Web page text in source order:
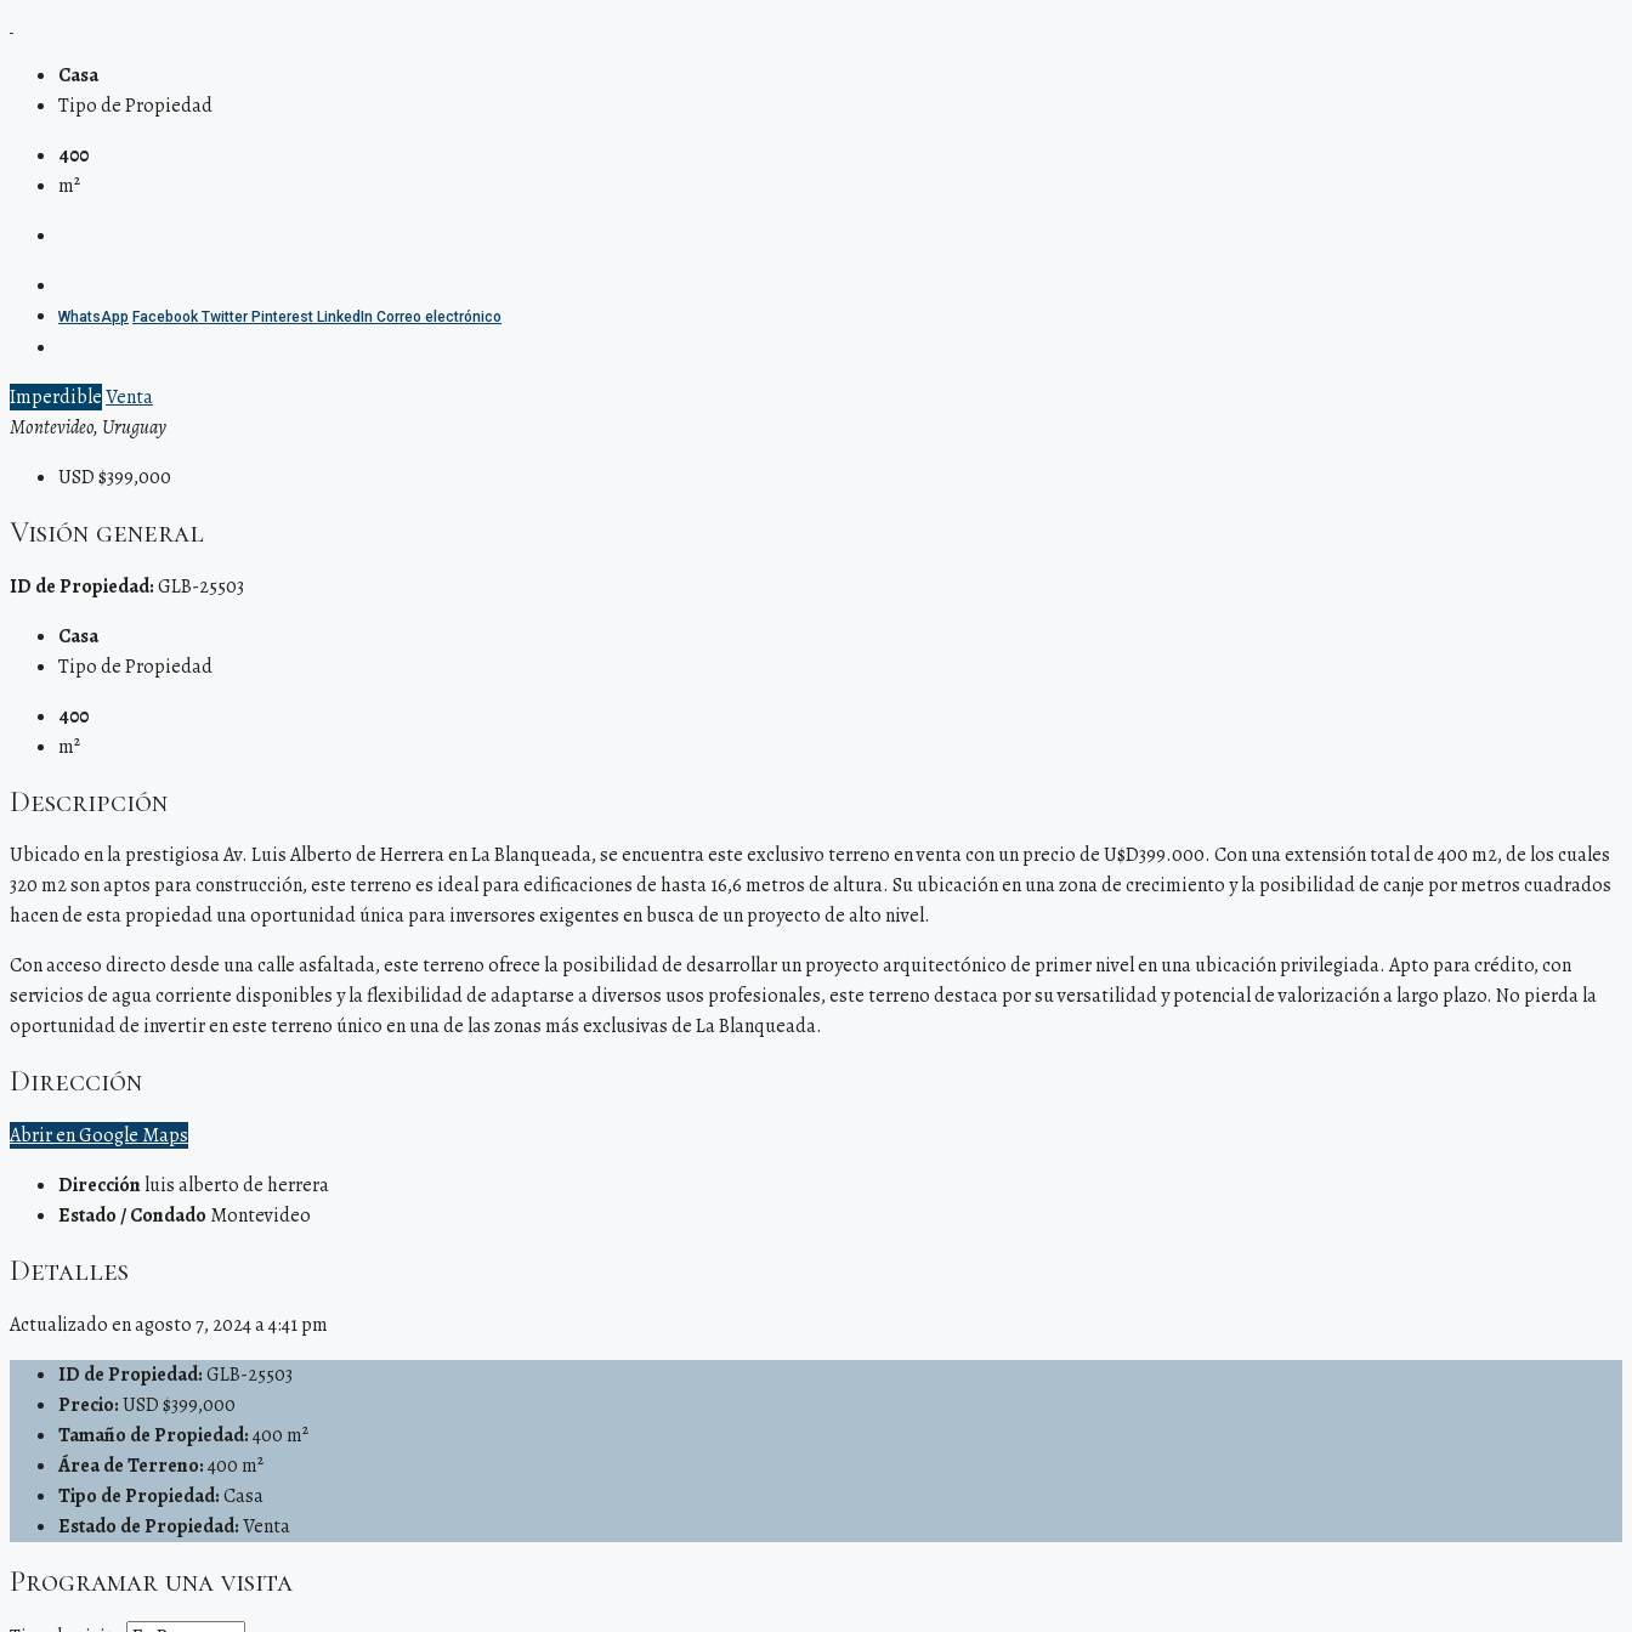
Casa
Tipo de Propiedad
400
m²
WhatsApp Facebook Twitter Pinterest LinkedIn Correo electrónico
ImperdibleVenta
Montevideo, Uruguay
USD $399,000
Visión general
ID de Propiedad:GLB-25503
Casa
Tipo de Propiedad
400
m²
Descripción
Ubicado en la prestigiosa Av. Luis Alberto de Herrera en La Blanqueada, se encuentra este exclusivo terreno en venta con un precio de U$D399.000. Con una extensión total de 400 m2, de los cuales
320 m2 son aptos para construcción, este terreno es ideal para edificaciones de hasta 16,6 metros de altura. Su ubicación en una zona de crecimiento y la posibilidad de canje por metros cuadrados
hacen de esta propiedad una oportunidad única para inversores exigentes en busca de un proyecto de alto nivel.
Con acceso directo desde una calle asfaltada, este terreno ofrece la posibilidad de desarrollar un proyecto arquitectónico de primer nivel en una ubicación privilegiada. Apto para crédito, con
servicios de agua corriente disponibles y la flexibilidad de adaptarse a diversos usos profesionales, este terreno destaca por su versatilidad y potencial de valorización a largo plazo. No pierda la
oportunidad de invertir en este terreno único en una de las zonas más exclusivas de La Blanqueada.
Dirección
Abrir en Google Maps
Direcciónluis alberto de herrera
Estado / Condado Montevideo
Detalles
Actualizado en agosto 7, 2024 a 4:41 pm
ID de Propiedad:GLB-25503
Precio:USD $399,000
Tamaño de Propiedad:400 m²
Área de Terreno:400 m²
Tipo de Propiedad:Casa
Estado de Propiedad:Venta
Programar una visita